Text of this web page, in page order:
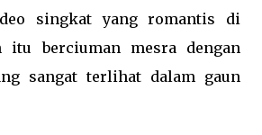
singkat yang romantis di
itu berciuman mesra dengan
sangat terlihat dalam gaun